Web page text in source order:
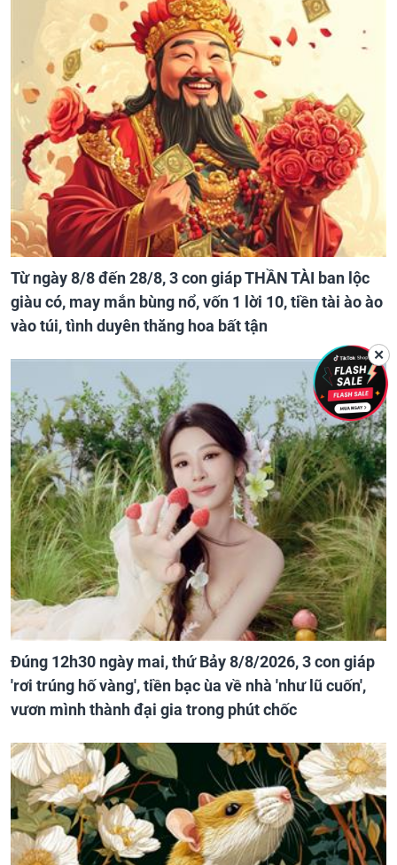
Từ ngày 8/8 đến 28/8, 3 con giáp THẦN TÀI ban lộc
giàu có, may mắn bùng nổ, vốn 1 lời 10, tiền tài ào ào
vào túi, tình duyên thăng hoa bất tận
Đúng 12h30 ngày mai, thứ Bảy 8/8/2026, 3 con giáp
'rơi trúng hố vàng', tiền bạc ùa về nhà 'như lũ cuốn',
vươn mình thành đại gia trong phút chốc
✕